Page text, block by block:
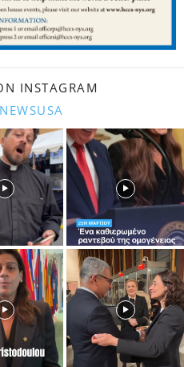
INSTAGRAM